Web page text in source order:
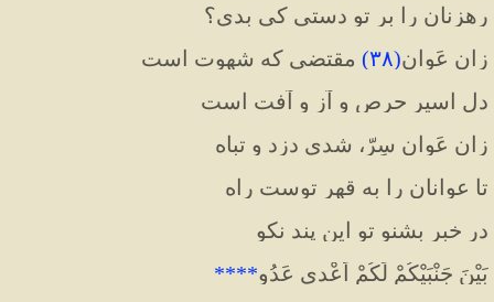
رهزنان را بر تو دستی کی بدی؟
زان عَوان(۳۸) مقتضی که شهوت است
دل اسیر حرص و آز و آفت است
زان عَوان سِرّ، شدی دزد و تباه
تا عوانان را به قهر توست راه
در خبر بشنو تو این پند نکو
بَیْنَ جَنْبَیْکُمْ لَکُمْ اَعْدی عَدُو****